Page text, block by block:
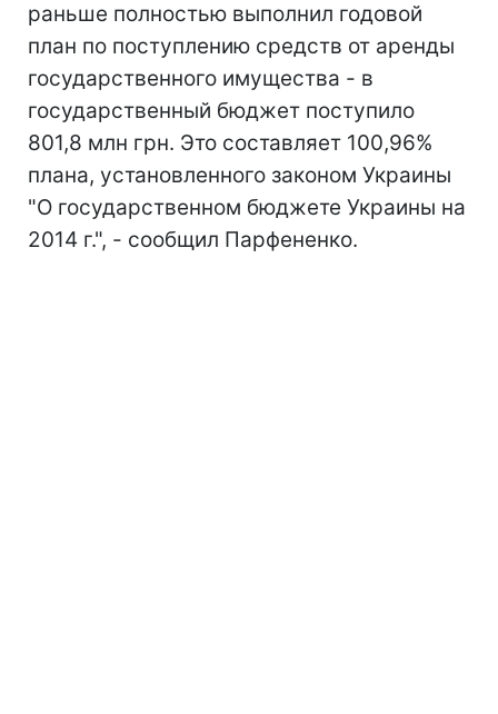
раньше полностью выполнил годовой
план по поступлению средств от аренды
государственного имущества - в
государственный бюджет поступило
801,8 млн грн. Это составляет 100,96%
плана, установленного законом Украины
"О государственном бюджете Украины на
2014 г.", - сообщил Парфененко.